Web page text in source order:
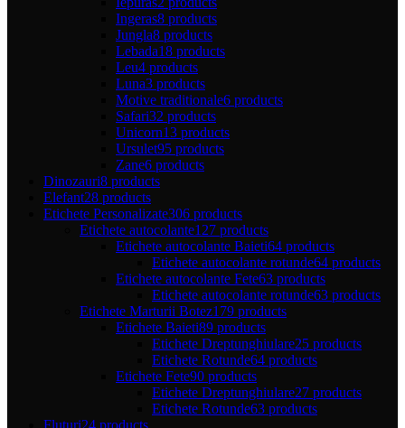
Ingeras8 products
Jungla8 products
Lebada18 products
Leu4 products
Luna3 products
Motive traditionale6 products
Safari32 products
Unicorn13 products
Ursulet95 products
Zane6 products
Dinozauri8 products
Elefant28 products
Etichete Personalizate306 products
Etichete autocolante127 products
Etichete autocolante Baieti64 products
Etichete autocolante rotunde64 products
Etichete autocolante Fete63 products
Etichete autocolante rotunde63 products
Etichete Marturii Botez179 products
Etichete Baieti89 products
Etichete Dreptunghiulare25 products
Etichete Rotunde64 products
Etichete Fete90 products
Etichete Dreptunghiulare27 products
Etichete Rotunde63 products